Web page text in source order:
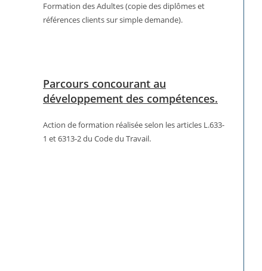
Formation des Adultes (copie des diplômes et
références clients sur simple demande).
Parcours concourant au
développement des compétences.
Action de formation réalisée selon les articles L.633-
1 et 6313-2 du Code du Travail.